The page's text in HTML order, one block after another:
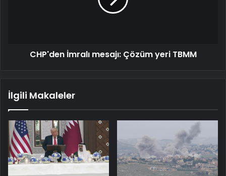
CHP'den İmralı mesajı: Çözüm yeri TBMM
İlgili Makaleler